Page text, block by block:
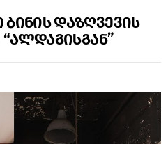
დაზღვევის
“ალდაგისგან”